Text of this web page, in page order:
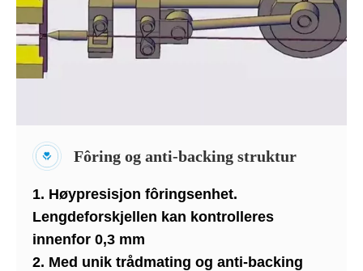
Fôring og anti-backing struktur
1. Høypresisjon fôringsenhet.
Lengdeforskjellen kan kontrolleres
innenfor 0,3 mm
2. Med unik trådmating og anti-backing